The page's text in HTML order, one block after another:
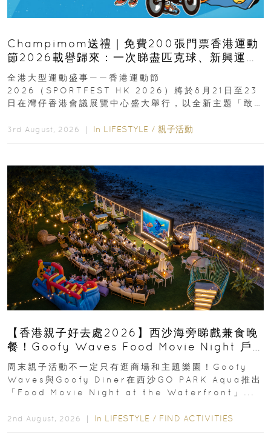
Champimom送禮｜免費200張門票香港運動
節2026載譽歸來：一次睇盡匹克球、新興運
動、街舞比賽＋逾百運動品牌展覽
全港大型運動盛事——香港運動節
2026（SPORTFEST HK 2026）將於8月21日至23
日在灣仔香港會議展覽中心盛大舉行，以全新主題「敢
3rd August, 2026 ｜ In LIFESTYLE / 親子活動
【香港親子好去處2026】西沙海旁睇戲兼食晚
餐！Goofy Waves Food Movie Night 戶
外影院逢週末登場
周末親子活動不一定只有逛商場和主題樂園！Goofy
Waves與Goofy Diner在西沙GO PARK Aqua推出
「Food Movie Night at the Waterfront」...
2nd August, 2026 ｜ In LIFESTYLE / FIND ACTIVITIES